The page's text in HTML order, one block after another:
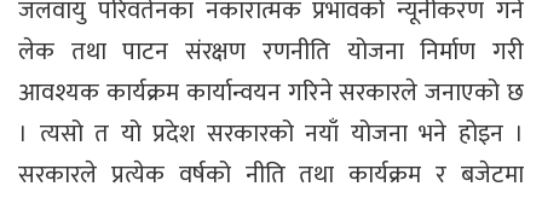
जलवायु परिवर्तनका नकारात्मक प्रभावको न्यूनीकरण गर्न
लेक तथा पाटन संरक्षण रणनीति योजना निर्माण गरी
आवश्यक कार्यक्रम कार्यान्वयन गरिने सरकारले जनाएको छ
। त्यसो त यो प्रदेश सरकारको नयाँ योजना भने होइन ।
सरकारले प्रत्येक वर्षको नीति तथा कार्यक्रम र बजेटमा